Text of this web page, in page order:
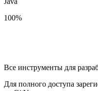
100%
Все инструменты для
Для полного доступа